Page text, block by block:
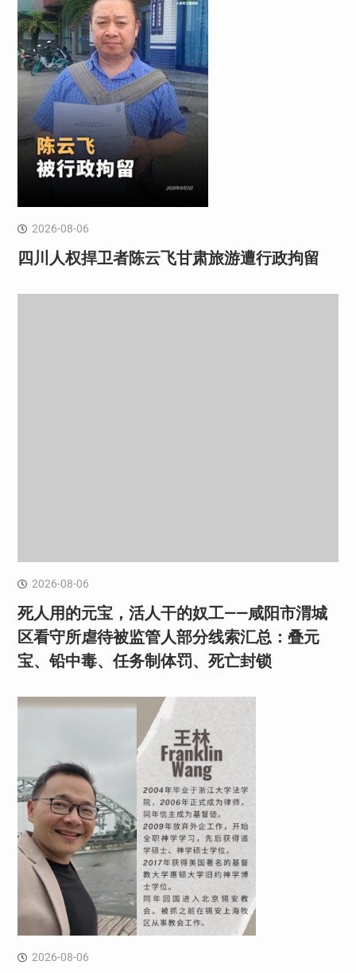
2026-08-06
四川人权捍卫者陈云飞甘肃旅游遭行政拘留
2026-08-06
死人用的元宝，活人干的奴工——咸阳市渭城
区看守所虐待被监管人部分线索汇总：叠元
宝、铅中毒、任务制体罚、死亡封锁
2026-08-06